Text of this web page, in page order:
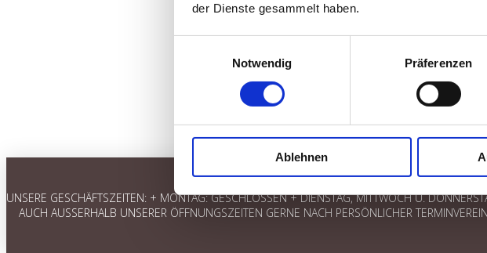
der Dienste gesammelt haben.
Notwendig
Präferenzen
Ablehnen
UNSERE GESCHÄFTSZEITEN: + MONTAG: GESCHLOSSEN + DIENSTAG, MITTWOCH U.
AUCH AUSSERHALB UNSERER ÖFFNUNGSZEITEN GERNE NACH PERSÖNLICHER